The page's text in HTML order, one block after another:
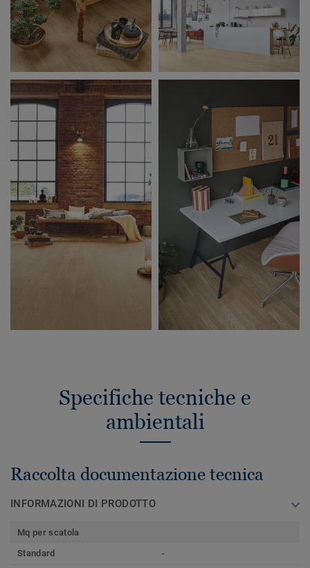
Specifiche tecniche e
ambientali
Raccolta documentazione tecnica
INFORMAZIONI DI PRODOTTO
Mq per scatola
Standard
-